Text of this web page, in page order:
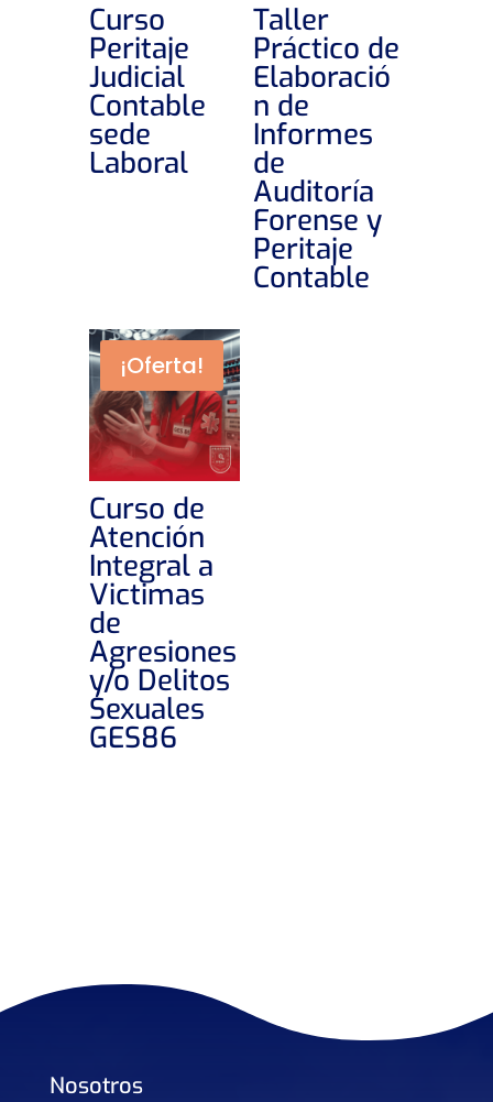
Curso
Peritaje
Judicial
Contable
sede
Laboral
Taller
Práctico de
Elaboració
n de
Informes
de
Auditoría
Forense y
Peritaje
Contable
¡Oferta!
Curso de
Atención
Integral a
Victimas
de
Agresiones
y/o Delitos
Sexuales
GES86
Nosotros